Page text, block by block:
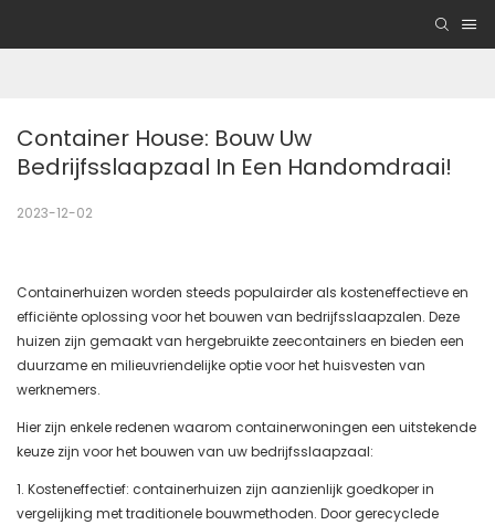
Container House: Bouw Uw
Bedrijfsslaapzaal In Een Handomdraai!
2023-12-02
Containerhuizen worden steeds populairder als kosteneffectieve en
efficiënte oplossing voor het bouwen van bedrijfsslaapzalen. Deze
huizen zijn gemaakt van hergebruikte zeecontainers en bieden een
duurzame en milieuvriendelijke optie voor het huisvesten van
werknemers.
Hier zijn enkele redenen waarom containerwoningen een uitstekende
keuze zijn voor het bouwen van uw bedrijfsslaapzaal:
1. Kosteneffectief: containerhuizen zijn aanzienlijk goedkoper in
vergelijking met traditionele bouwmethoden. Door gerecyclede